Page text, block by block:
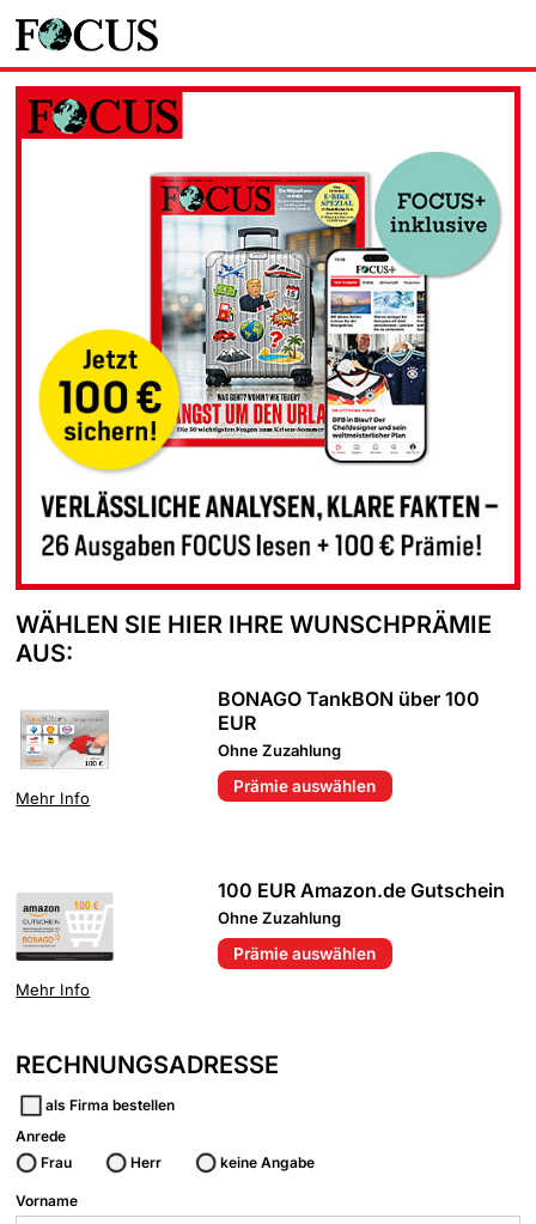
WÄHLEN SIE HIER IHRE WUNSCHPRÄMIE
AUS:
Mehr Info
BONAGO TankBON über 100
EUR
Ohne Zuzahlung
Prämie auswählen
Mehr Info
100 EUR Amazon.de Gutschein
Ohne Zuzahlung
Prämie auswählen
RECHNUNGSADRESSE
als Firma bestellen
Anrede
Frau
Herr keine Angabe
Vorname